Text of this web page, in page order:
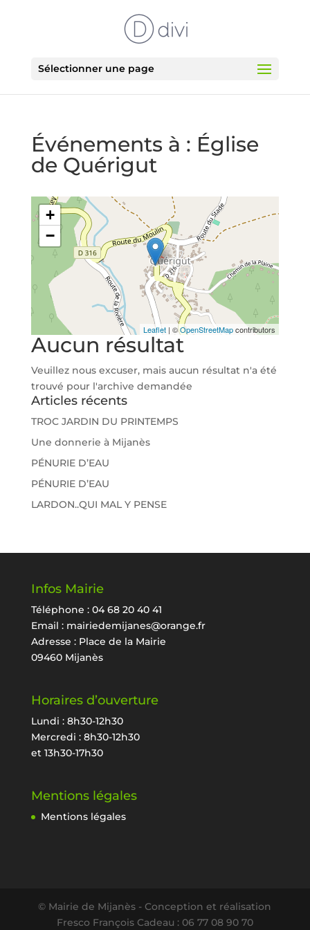
Sélectionner une page
Événements à : Église
de Quérigut
+
−
Leaflet | ©OpenStreetMapcontributors
Aucun résultat
Veuillez nous excuser, mais aucun résultat n'a été
trouvé pour l'archive demandée
Articles récents
TROC JARDIN DU PRINTEMPS
Une donnerie à Mijanès
PÉNURIE D’EAU
PÉNURIE D’EAU
LARDON..QUI MAL Y PENSE
Infos Mairie
Téléphone : 04 68 20 40 41
Email : mairiedemijanes@orange.fr
Adresse : Place de la Mairie
09460 Mijanès
Horaires d’ouverture
Lundi : 8h30-12h30
Mercredi : 8h30-12h30
et 13h30-17h30
Mentions légales
Mentions légales
© Mairie de Mijanès - Conception et réalisation
Fresco François Cadeau : 06 77 08 90 70